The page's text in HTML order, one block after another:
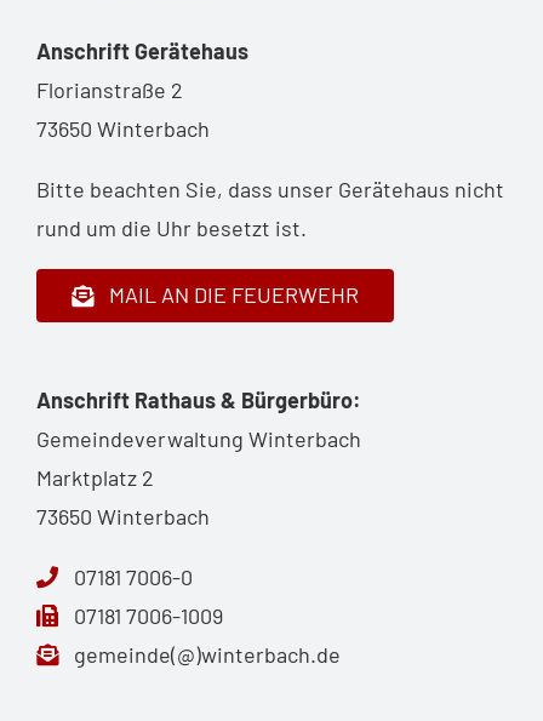
Anschrift Gerätehaus
Florianstraße 2
73650 Winterbach
Bitte beachten Sie, dass unser Gerätehaus nicht
rund um die Uhr besetzt ist.
MAIL AN DIE FEUERWEHR
Anschrift Rathaus & Bürgerbüro:
Gemeindeverwaltung Winterbach
Marktplatz 2
73650 Winterbach
07181 7006-0
07181 7006-1009
gemeinde(@)winterbach.de